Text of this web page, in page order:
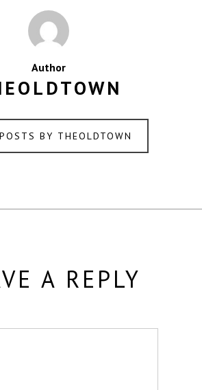
Author
BY THEOLDTOWN
A REPLY